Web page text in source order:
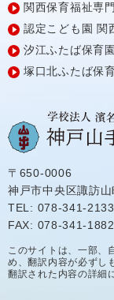
関西保育福祉専
認定こども園 関
汐江ふたば保育園
塚口北ふたば保
〒650-0006
神戸市中央区諏訪
TEL: 078-341-2133
FAX: 078-341-1882
このサイトは、一部、
め、翻訳内容が必ずし
翻訳された内容の詳細